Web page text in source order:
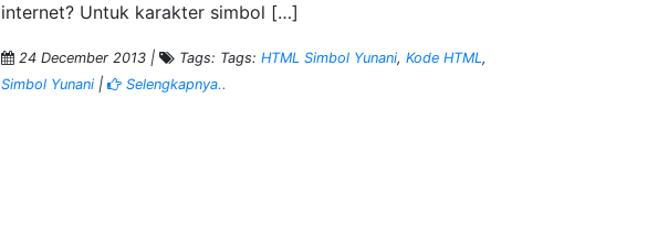
internet? Untuk karakter simbol […]
24 December 2013 | Tags: Tags:HTML Simbol Yunani,Kode HTML,
Simbol Yunani | Selengkapnya..